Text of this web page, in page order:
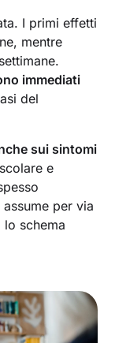
I primi effetti
mentre
immediati
del
sui sintomi
e
per via
schema